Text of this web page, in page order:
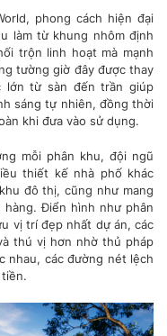
phong cách hiện đại
làm từ khung nhôm định
trộn linh hoạt mà mạnh
tường giờ đây được thay
lớn từ sàn đến trần giúp
sáng tự nhiên, đồng thời
khi đưa vào sử dụng.
mỗi phân khu, đội ngũ
thiết kế nhà phố khác
đô thị, cũng như mang
hàng. Điển hình như phân
vị trí đẹp nhất dự án, các
thú vị hơn nhờ thủ pháp
nhau, các đường nét lệch